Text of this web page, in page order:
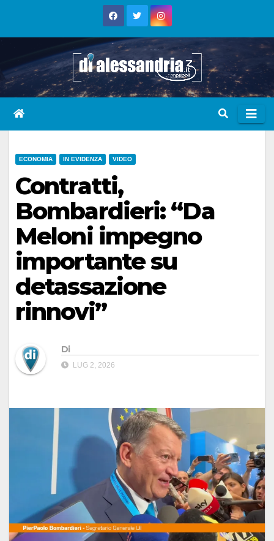
ECONOMIA IN EVIDENZA VIDEO
Contratti,
Bombardieri: “Da
Meloni impegno
importante su
detassazione
rinnovi”
Di
LUG 2, 2026